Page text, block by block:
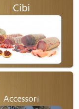
Cibi
Accessori